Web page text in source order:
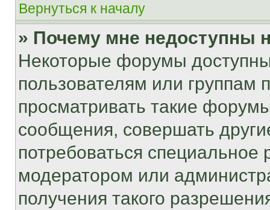
Вернуться к началу
» Почему мне недоступны
Некоторые форумы
пользователям или группам
просматривать такие
сообщения, совершать
потребоваться
модератором или
получения такого